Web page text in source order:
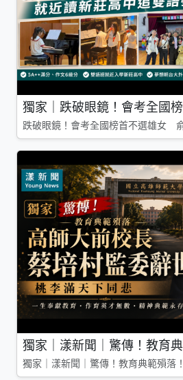
獨家｜跌破眼鏡！會考全國
跌破眼鏡！會考全國榜首不選雄女
獨家｜漾新聞｜驚傳！教育
獨家｜漾新聞｜驚傳！教育典範殞